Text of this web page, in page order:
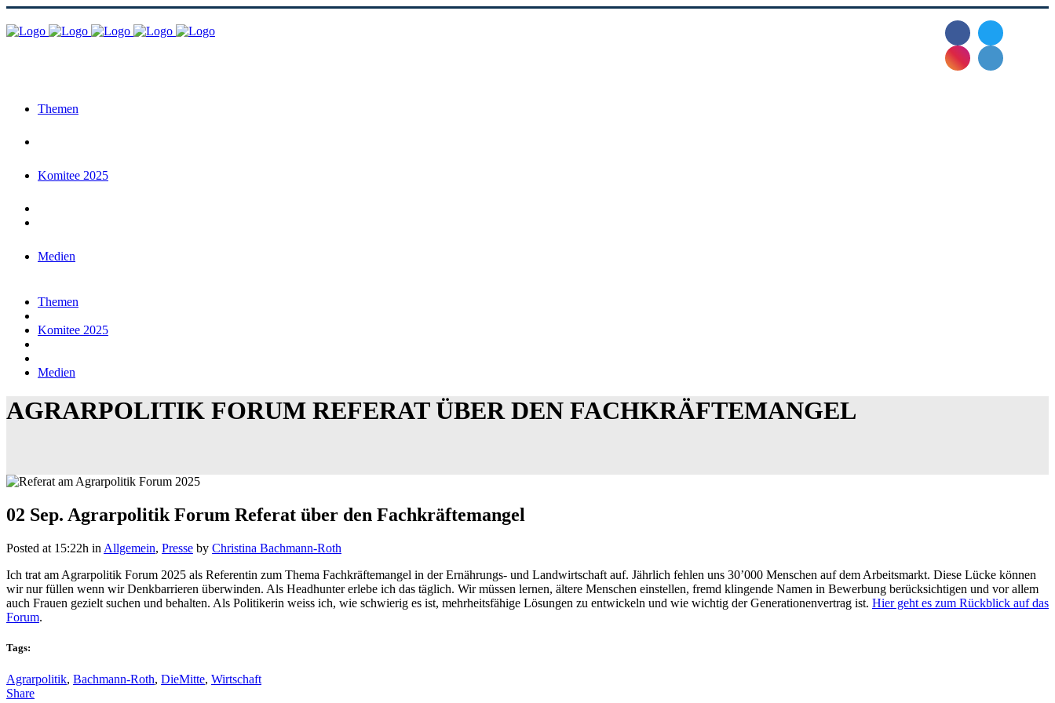
Themen
Komitee 2025
Medien
Themen
Komitee 2025
Medien
AGRARPOLITIK FORUM REFERAT ÜBER DEN FACHKRÄFTEMANGEL
02 Sep. Agrarpolitik Forum Referat über den Fachkräftemangel
Posted at 15:22h in Allgemein, Presse by Christina Bachmann-Roth
Ich trat am Agrarpolitik Forum 2025 als Referentin zum Thema Fachkräftemangel in der Ernährungs- und Landwirtschaft auf. Jährlich fehlen uns 30’000 Menschen auf dem Arbeitsmarkt. Diese Lücke können
wir nur füllen wenn wir Denkbarrieren überwinden. Als Headhunter erlebe ich das täglich. Wir müssen lernen, ältere Menschen einstellen, fremd klingende Namen in Bewerbung berücksichtigen und vor allem
auch Frauen gezielt suchen und behalten. Als Politikerin weiss ich, wie schwierig es ist, mehrheitsfähige Lösungen zu entwickeln und wie wichtig der Generationenvertrag ist. Hier geht es zum Rückblick auf das
Forum.
Tags:
Agrarpolitik, Bachmann-Roth, DieMitte, Wirtschaft
Share